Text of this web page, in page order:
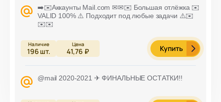
➡️✉️Аккаунты Mail.com ✉✉✉️ Большая отлёжка ✉️
VALID 100% ⚠️ Подходит под любые задачи ⚠️✉️
✉️✉️
196 шт. 41,76 ₽ Купить
@mail 2020-2021 ✈ ФИНАЛЬНЫЕ ОСТАТКИ!!